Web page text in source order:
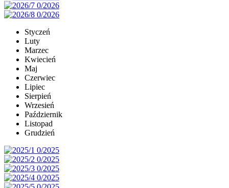
Styczeń
Luty
Marzec
Kwiecień
Maj
Czerwiec
Lipiec
Sierpień
Wrzesień
Październik
Listopad
Grudzień